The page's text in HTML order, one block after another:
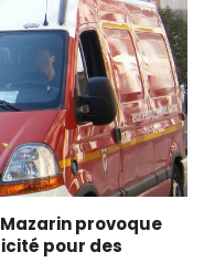
provoque
pour des